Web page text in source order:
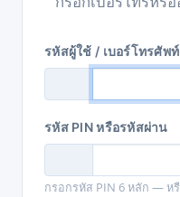
รหัสผู้ใช้ / เบอร์โทรศัพท์
รหัส PIN หรือรหัสผ่าน
กรอกรหัส PIN 6 หลัก — ห